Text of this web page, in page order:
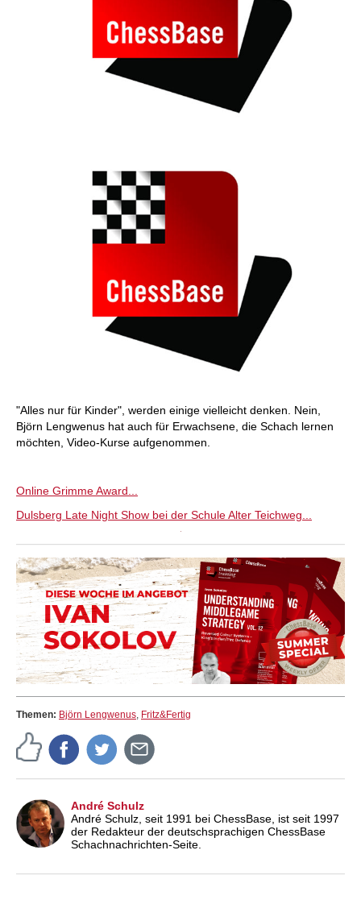
"Alles nur für Kinder", werden einige vielleicht denken. Nein,
Björn Lengwenus hat auch für Erwachsene, die Schach lernen
möchten, Video-Kurse aufgenommen.
Online Grimme Award...
Dulsberg Late Night Show bei der Schule Alter Teichweg...
Themen: Björn Lengwenus Fritz&Fertig
André Schulz
André Schulz, seit 1991 bei ChessBase, ist seit 1997
der Redakteur der deutschsprachigen ChessBase
Schachnachrichten-Seite.